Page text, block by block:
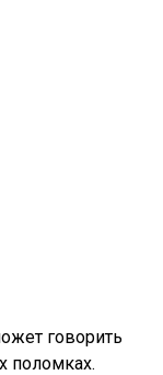
говорить
поломках.